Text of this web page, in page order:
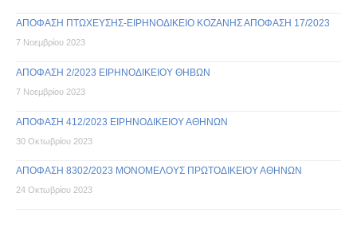
ΑΠΟΦΑΣΗ ΠΤΩΧΕΥΣΗΣ-ΕΙΡΗΝΟΔΙΚΕΙΟ ΚΟΖΑΝΗΣ ΑΠΟΦΑΣΗ 17/2023
7 Νοεμβρίου 2023
ΑΠΟΦΑΣΗ 2/2023 ΕΙΡΗΝΟΔΙΚΕΙΟΥ ΘΗΒΩΝ
7 Νοεμβρίου 2023
ΑΠΟΦΑΣΗ 412/2023 ΕΙΡΗΝΟΔΙΚΕΙΟΥ ΑΘΗΝΩΝ
30 Οκτωβρίου 2023
ΑΠΟΦΑΣΗ 8302/2023 ΜΟΝΟΜΕΛΟΥΣ ΠΡΩΤΟΔΙΚΕΙΟΥ ΑΘΗΝΩΝ
24 Οκτωβρίου 2023